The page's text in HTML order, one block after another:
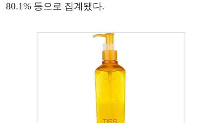
80.1% 등으로 집계됐다.